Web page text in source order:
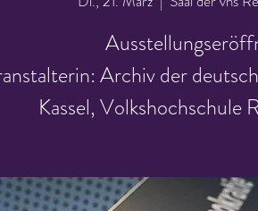
Archiv der
Kassel, Volkshochschule